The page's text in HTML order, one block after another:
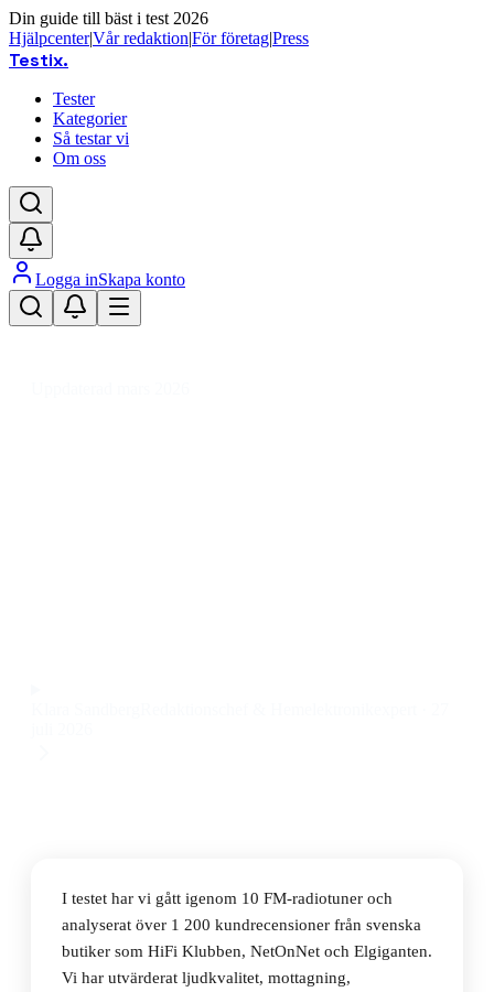
Din guide till bäst i test 2026
Hjälpcenter|Vår redaktion|För företag|Press
Testix.
Tester
Kategorier
Så testar vi
Om oss
Logga inSkapa konto
I testet har vi gått igenom 10 FM-radiotuner och
analyserat över 1 200 kundrecensioner från svenska
butiker som HiFi Klubben, NetOnNet och Elgiganten.
Vi har utvärderat ljudkvalitet, mottagning,